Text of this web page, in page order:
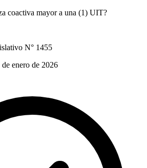
coactiva mayor a una (1) UIT?
N° 1455
de enero de 2026